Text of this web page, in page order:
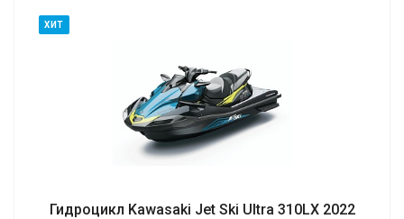
ХИТ
Гидроцикл Kawasaki Jet Ski Ultra 310LX 2022